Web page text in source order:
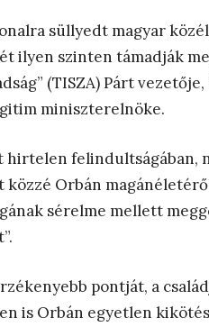
süllyedt magyar
ilyen szinten támadják
(TISZA) Párt
miniszterelnöke.
hirtelen felindultságában,
Orbán
sérelme mellett
pontját, a
is Orbán egyetlen